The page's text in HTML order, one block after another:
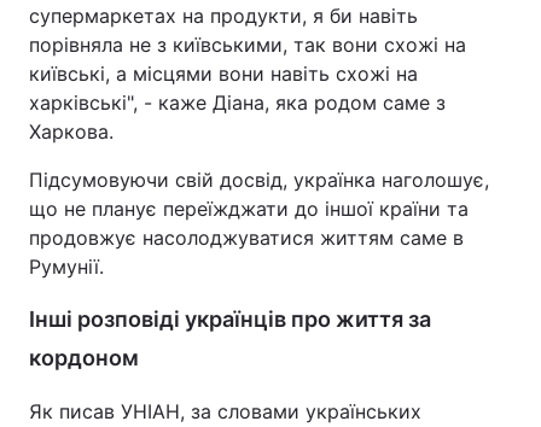
супермаркетах на продукти, я би навіть
порівняла не з київськими, так вони схожі на
київські, а місцями вони навіть схожі на
харківські", - каже Діана, яка родом саме з
Харкова.
Підсумовуючи свій досвід, українка наголошує,
що не планує переїжджати до іншої країни та
продовжує насолоджуватися життям саме в
Румунії.
Інші розповіді українців про життя за
кордоном
Як писав УНІАН, за словами українських